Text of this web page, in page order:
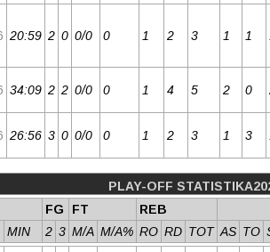
20:59 2 0 0/0 0 1 2 3 1 1
34:09 2 2 0/0 0 1 4 5 2 0
26:56 3 0 0/0 0 1 2 3 1 3
PLAY-OFF
FG
FT
REB
MIN
2 3 M/A M/A% RO RD TOT AS TO